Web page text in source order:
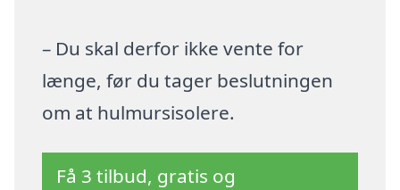
– Du skal derfor ikke vente for
længe, før du tager beslutningen
om at hulmursisolere.
Få 3 tilbud, gratis og